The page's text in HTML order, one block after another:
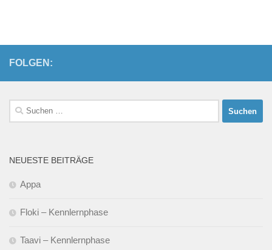
FOLGEN:
Suchen
nach:
NEUESTE BEITRÄGE
Appa
Floki – Kennlernphase
Taavi – Kennlernphase